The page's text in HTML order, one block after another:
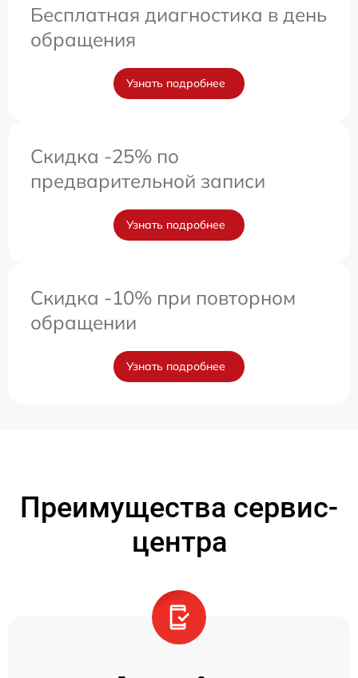
Бесплатная диагностика в день
обращения
Узнать подробнее
Скидка -25% по
предварительной записи
Узнать подробнее
Скидка -10% при повторном
обращении
Узнать подробнее
Преимущества сервис-
центра